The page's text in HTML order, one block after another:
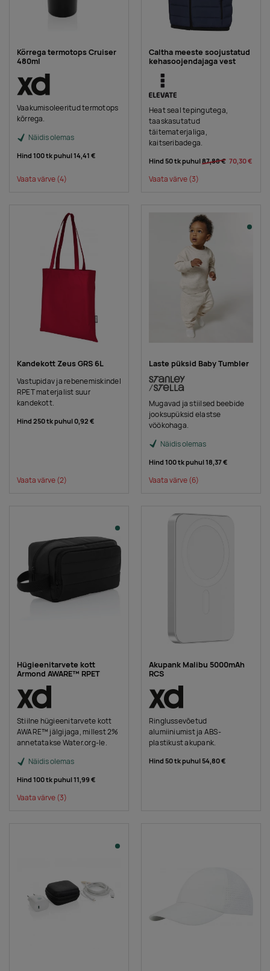
Kõrrega termotops Cruiser
480ml
Vaakumisoleeritud termotops
kõrrega.
Näidis olemas
Hind 100 tk puhul14,41 €
Vaata värve(4)
Caltha meeste soojustatud
kehasoojendajaga vest
Heat seal tepingutega,
taaskasutatud
täitematerjaliga,
kaitseribadega.
Hind 50 tk puhul87,88 € 70,30 €
Vaata värve(3)
Kandekott Zeus GRS 6L
Vastupidav ja rebenemiskindel
RPET materjalist suur
kandekott.
Hind 250 tk puhul0,92 €
Vaata värve(2)
Laste püksid Baby Tumbler
Mugavad ja stiilsed beebide
jooksupüksid elastse
vöökohaga.
Näidis olemas
Hind 100 tk puhul18,37 €
Vaata värve(6)
Hügieenitarvete kott
Armond AWARE™ RPET
Stiilne hügieenitarvete kott
AWARE™ jälgijaga, millest 2%
annetatakse Water.org-le.
Näidis olemas
Hind 100 tk puhul11,99 €
Vaata värve(3)
Akupank Malibu 5000mAh
RCS
Ringlussevõetud
alumiiniumist ja ABS-
plastikust akupank.
Hind 50 tk puhul54,80 €